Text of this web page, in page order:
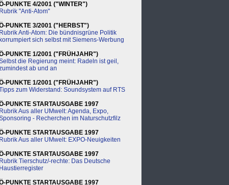
PUNKTE 4/2001 ("WINTER")
Rubrik "Anti-Atom"
PUNKTE 3/2001 ("HERBST")
Rubrik Anti-Atom: Die bündnisgrüne Politik
korrumpiert sich selbst mit Siemens-Werbung
PUNKTE 1/2001 ("FRÜHJAHR")
die Regierung meint: Radeln ist geil,
ab und an
PUNKTE 1/2001 ("FRÜHJAHR")
zum Widerstand: Soundsystem auf RTS
PUNKTE STARTAUSGABE 1997
Rubrik Aus aller UMwelt: Agenda, Expo,
- Recherchen im Naturschutzfilz
PUNKTE STARTAUSGABE 1997
Rubrik Aus aller UMwelt: EXPO-Neuigkeiten
PUNKTE STARTAUSGABE 1997
Rubrik Tierschutz/-rechte: Das Deutsche
Haustierregister
PUNKTE STARTAUSGABE 1997